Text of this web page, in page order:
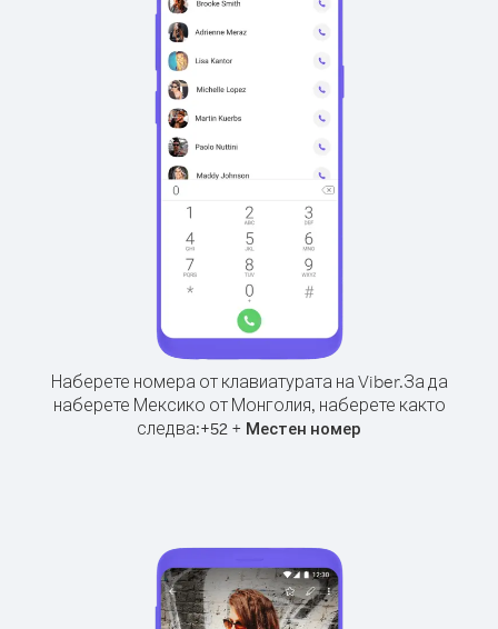
Наберете номера от клавиатурата на Viber.За да
наберете Мексико от Монголия, наберете както
следва:+52 + Местен номер